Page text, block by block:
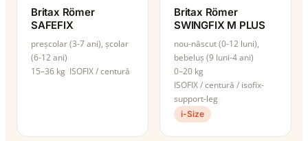
Britax Römer
SAFEFIX
preșcolar (3-7 ani), școlar
(6-12 ani)
15–36 kg ISOFIX / centură
Britax Römer
SWINGFIX M PLUS
nou-născut (0-12 luni),
bebeluș (9 luni-4 ani)
0–20 kg
ISOFIX / centură / isofix-
support-leg
i-Size